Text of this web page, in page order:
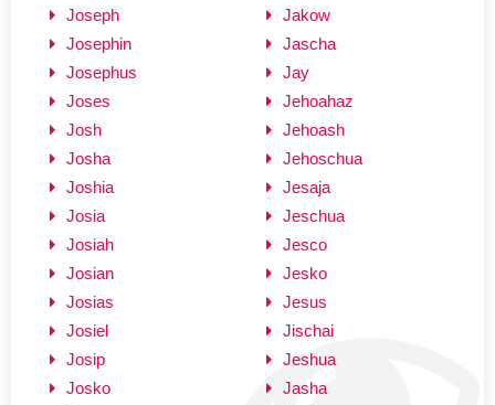
Joseph
Josephin
Josephus
Joses
Josh
Josha
Joshia
Josia
Josiah
Josian
Josias
Josiel
Josip
Josko
Jakow
Jascha
Jay
Jehoahaz
Jehoash
Jehoschua
Jesaja
Jeschua
Jesco
Jesko
Jesus
Jischai
Jeshua
Jasha